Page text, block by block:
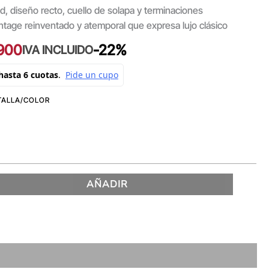
diseño recto, cuello de solapa y terminaciones
reinventado y atemporal que expresa lujo clásico
IVA INCLUIDO-22%
AÑADIR